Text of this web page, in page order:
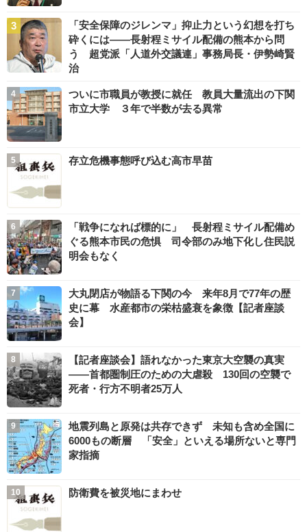
「安全保障のジレンマ」抑止力という幻想を打ち
砕くには――長射程ミサイル配備の熊本から問
う 超党派「人道外交議連」事務局長・伊勢崎賢
治
ついに市職員が教授に就任 教員大量流出の下関
市立大学 ３年で半数が去る異常
存立危機事態呼び込む高市早苗
「戦争になれば標的に」 長射程ミサイル配備め
ぐる熊本市民の危惧 司令部のみ地下化し住民説
明会もなく
大丸閉店が物語る下関の今 来年8月で77年の歴
史に幕 水産都市の栄枯盛衰を象徴【記者座談
会】
【記者座談会】語れなかった東京大空襲の真実
――首都圏制圧のための大虐殺 130回の空襲で
死者・行方不明者25万人
地震列島と原発は共存できず 未知も含め全国に
6000もの断層 「安全」といえる場所ないと専門
家指摘
防衛費を被災地にまわせ